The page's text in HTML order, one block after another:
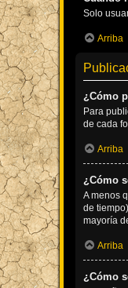
Solo
Arriba
¿Cómo
Para
de cada
Arriba
¿Cómo
A menos
de
mayoría
Arriba
¿Cómo